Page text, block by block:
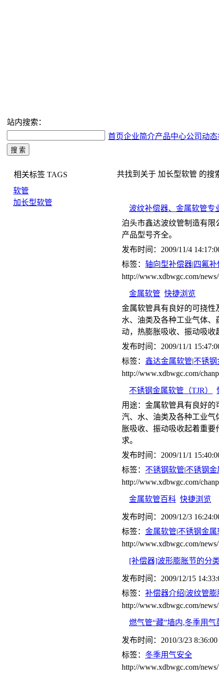
站内搜索：
首页企业简介产品中心公司动态
相关标签 TAGS
软管
加长型软管
共找到关于 加长型软管 的搜
波纹补偿器、金属软管专
泊头市鑫达波纹管制造有
产品型号齐全。
发布时间：2009/11/4
标签： 轴向型补偿器|四氟补
http://www.xdbwgc.com/
金属软管 快捷浏览
金属软管具有良好的可挠
水、油类及各种工业气体
动，热膨胀吸收、振动吸收
发布时间：2009/11/1
标签： 鑫达金属软管|不锈
http://www.xdbwgc.com/
不锈钢金属软管（TJR）
用途：金属软管具有良好
汽、水、油类及各种工业
胀吸收、振动吸收起着重
求。
发布时间：2009/11/1
标签： 不锈钢软管|不锈钢
http://www.xdbwgc.com/
金属软管百科 快捷浏览
发布时间：2009/12/3
标签： 金属软管|不锈钢金属
http://www.xdbwgc.com/
[补偿器]波形膨胀节的分
发布时间：2009/12/15
标签： 补偿器介绍|波纹管膨
http://www.xdbwgc.com/
燃气管“藏”墙内,冬季用气
发布时间：2010/3/23 8:36:00
标签： 冬季用气安全
http://www.xdbwgc.com/